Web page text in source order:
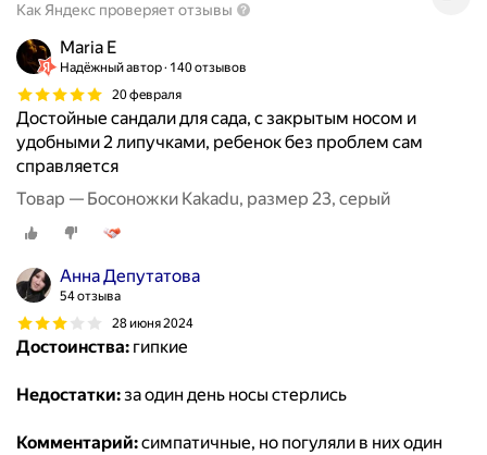
Как Яндекс проверяет отзывы
Maria E
Надёжный автор 140 отзывов
20 февраля
Достойные сандали для сада, с закрытым носом и
удобными 2 липучками, ребенок без проблем сам
справляется
Товар — Босоножки Kakadu, размер 23, серый
Анна Депутатова
54 отзыва
28 июня 2024
Достоинства: гипкие
Недостатки:за один день носы стерлись
Комментарий:симпатичные, но погуляли в них один